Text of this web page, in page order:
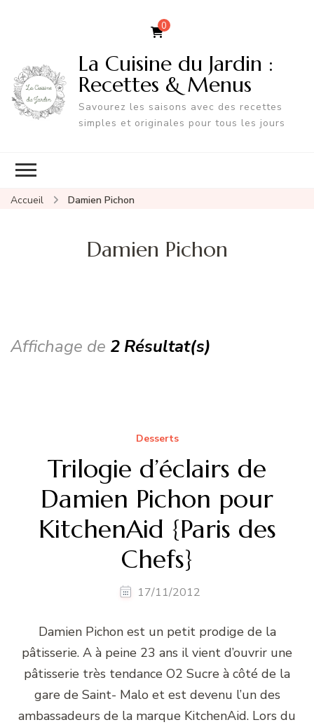
0
La Cuisine du Jardin :
Recettes & Menus
Savourez les saisons avec des recettes
simples et originales pour tous les jours
Accueil Damien Pichon
Damien Pichon
Affichage de 2 Résultat(s)
Desserts
Trilogie d’éclairs de
Damien Pichon pour
KitchenAid {Paris des
Chefs}
17/11/2012
Damien Pichon est un petit prodige de la
pâtisserie. A à peine 23 ans il vient d’ouvrir une
pâtisserie très tendance O2 Sucre à côté de la
gare de Saint- Malo et est devenu l’un des
ambassadeurs de la marque KitchenAid. Lors du